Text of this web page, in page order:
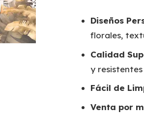
Diseños
florales,
Calidad
y
Fácil de
Venta por